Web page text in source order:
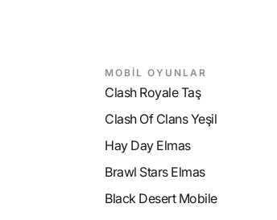
MOBİL OYUNLAR
Clash Royale Taş
Clash Of Clans Yeşil
Hay Day Elmas
Brawl Stars Elmas
Black Desert Mobile